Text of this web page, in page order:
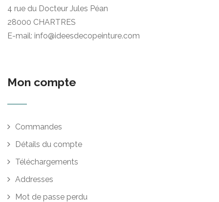
4 rue du Docteur Jules Péan
28000 CHARTRES
E-mail: info@ideesdecopeinture.com
Mon compte
Commandes
Détails du compte
Téléchargements
Addresses
Mot de passe perdu